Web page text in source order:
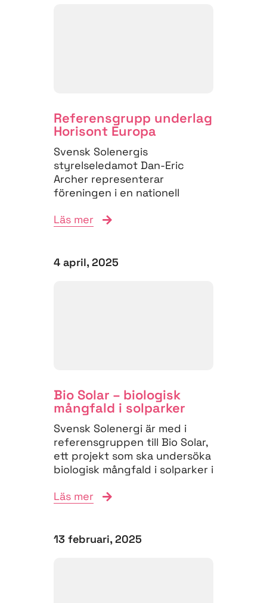
Referensgrupp underlag
Horisont Europa
Svensk Solenergis
styrelseledamot Dan-Eric
Archer representerar
föreningen i en nationell
energi och mobilitet i EU:s
Läs mer
4 april, 2025
Bio Solar – biologisk
mångfald i solparker
Svensk Solenergi är med i
referensgruppen till Bio Solar,
ett projekt som ska undersöka
biologisk mångfald i solparker i
Läs mer
13 februari, 2025